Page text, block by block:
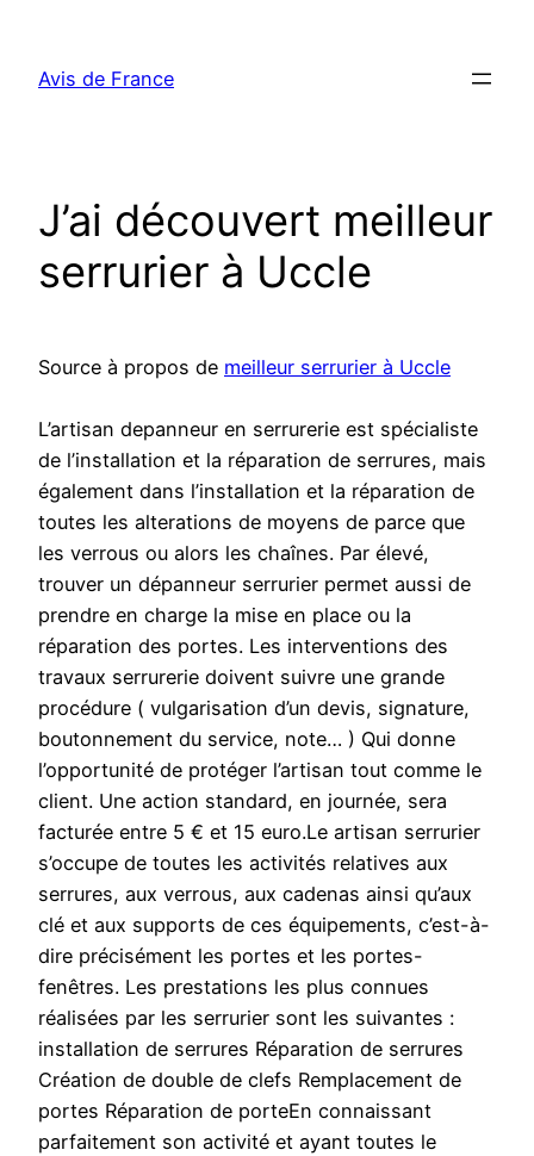
contenu
Avis de France
J’ai découvert meilleur
serrurier à Uccle
Source à propos de meilleur serrurier à Uccle
L’artisan depanneur en serrurerie est spécialiste
de l’installation et la réparation de serrures, mais
également dans l’installation et la réparation de
toutes les alterations de moyens de parce que
les verrous ou alors les chaînes. Par élevé,
trouver un dépanneur serrurier permet aussi de
prendre en charge la mise en place ou la
réparation des portes. Les interventions des
travaux serrurerie doivent suivre une grande
procédure ( vulgarisation d’un devis, signature,
boutonnement du service, note… ) Qui donne
l’opportunité de protéger l’artisan tout comme le
client. Une action standard, en journée, sera
facturée entre 5 € et 15 euro.Le artisan serrurier
s’occupe de toutes les activités relatives aux
serrures, aux verrous, aux cadenas ainsi qu’aux
clé et aux supports de ces équipements, c’est-à-
dire précisément les portes et les portes-
fenêtres. Les prestations les plus connues
réalisées par les serrurier sont les suivantes :
installation de serrures Réparation de serrures
Création de double de clefs Remplacement de
portes Réparation de porteEn connaissant
parfaitement son activité et ayant toutes le